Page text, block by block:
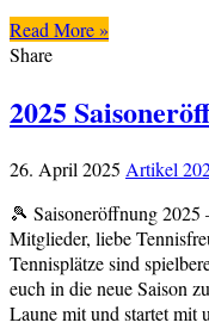
Read More »
Share
2025
26. April 2025 Artikel
🎾 Saisoneröffnung
Mitglieder, liebe
Tennisplätze sind
euch in die neue Saison
Laune mit und startet mit